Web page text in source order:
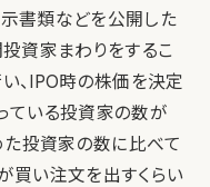
書類などを公開した
投資家まわりをするこ
、IPO時の株価を決定
ている投資家の数が
投資家の数に比べて
買い注文を出すくらい